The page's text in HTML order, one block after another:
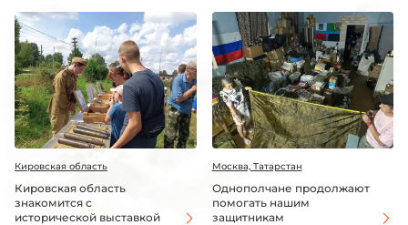
Кировская область
Кировская область
знакомится с
исторической выставкой
Москва, Татарстан
Однополчане продолжают
помогать нашим
защитникам